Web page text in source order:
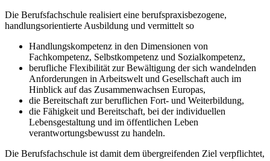
Die Berufsfachschule realisiert eine berufspraxisbezogene,
handlungsorientierte Ausbildung und vermittelt so
Handlungskompetenz in den Dimensionen von
Fachkompetenz, Selbstkompetenz und Sozialkompetenz,
berufliche Flexibilität zur Bewältigung der sich wandelnden
Anforderungen in Arbeitswelt und Gesellschaft auch im
Hinblick auf das Zusammenwachsen Europas,
die Bereitschaft zur beruflichen Fort- und Weiterbildung,
die Fähigkeit und Bereitschaft, bei der individuellen
Lebensgestaltung und im öffentlichen Leben
verantwortungsbewusst zu handeln.
Die Berufsfachschule ist damit dem übergreifenden Ziel verpflichtet,